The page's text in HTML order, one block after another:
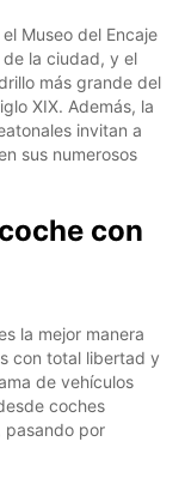
Museo del Encaje
la ciudad, y el
más grande del
XIX. Además, la
invitan a
sus numerosos
con
la mejor manera
con total libertad y
de vehículos
coches
pasando por